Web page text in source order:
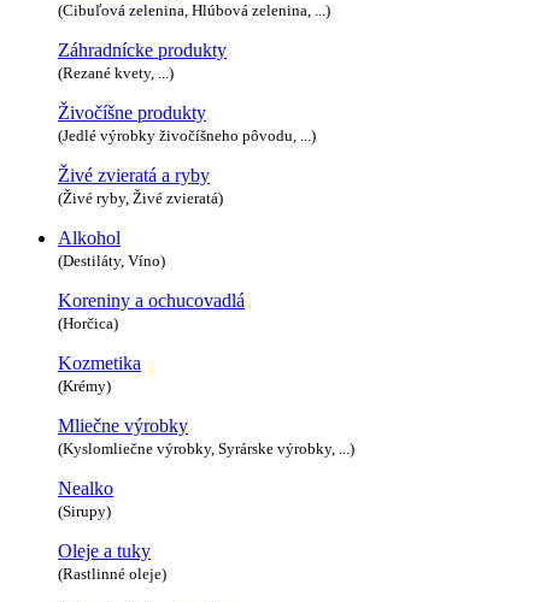
(Cibuľová zelenina, Hlúbová zelenina, ...)
Záhradnícke produkty
(Rezané kvety, ...)
Živočíšne produkty
(Jedlé výrobky živočíšneho pôvodu, ...)
Živé zvieratá a ryby
(Živé ryby, Živé zvieratá)
Alkohol
(Destiláty, Víno)
Koreniny a ochucovadlá
(Horčica)
Kozmetika
(Krémy)
Mliečne výrobky
(Kyslomliečne výrobky, Syrárske výrobky, ...)
Nealko
(Sirupy)
Oleje a tuky
(Rastlinné oleje)